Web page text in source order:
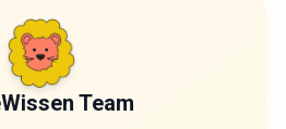
Team